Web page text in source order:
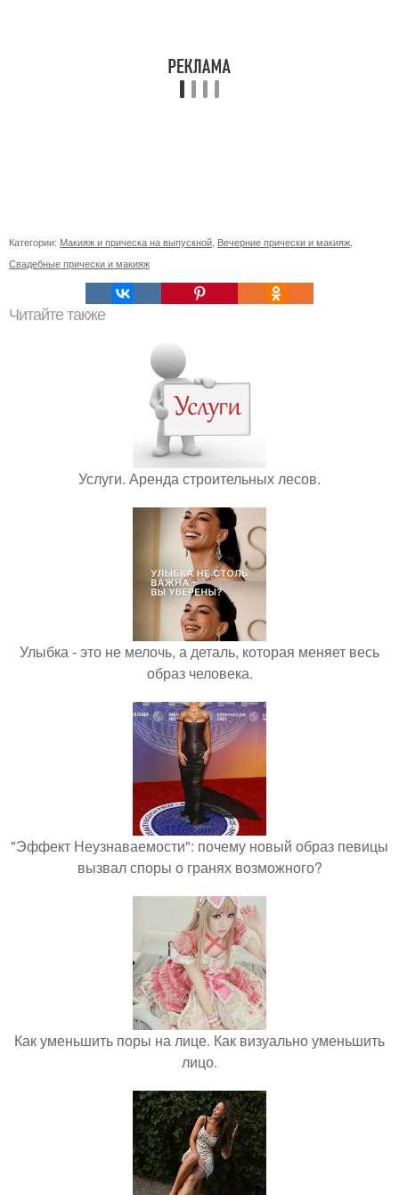
Категории: Макияж и прическа на выпускной Вечерние прически и макияж
Свадебные прически и макияж
Читайте также
Услуги. Аренда строительных лесов.
Улыбка - это не мелочь, а деталь, которая меняет весь
образ человека.
"Эффект Неузнаваемости": почему новый образ певицы
вызвал споры о гранях возможного?
Как уменьшить поры на лице. Как визуально уменьшить
лицо.